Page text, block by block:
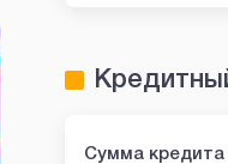
Сумма кредита